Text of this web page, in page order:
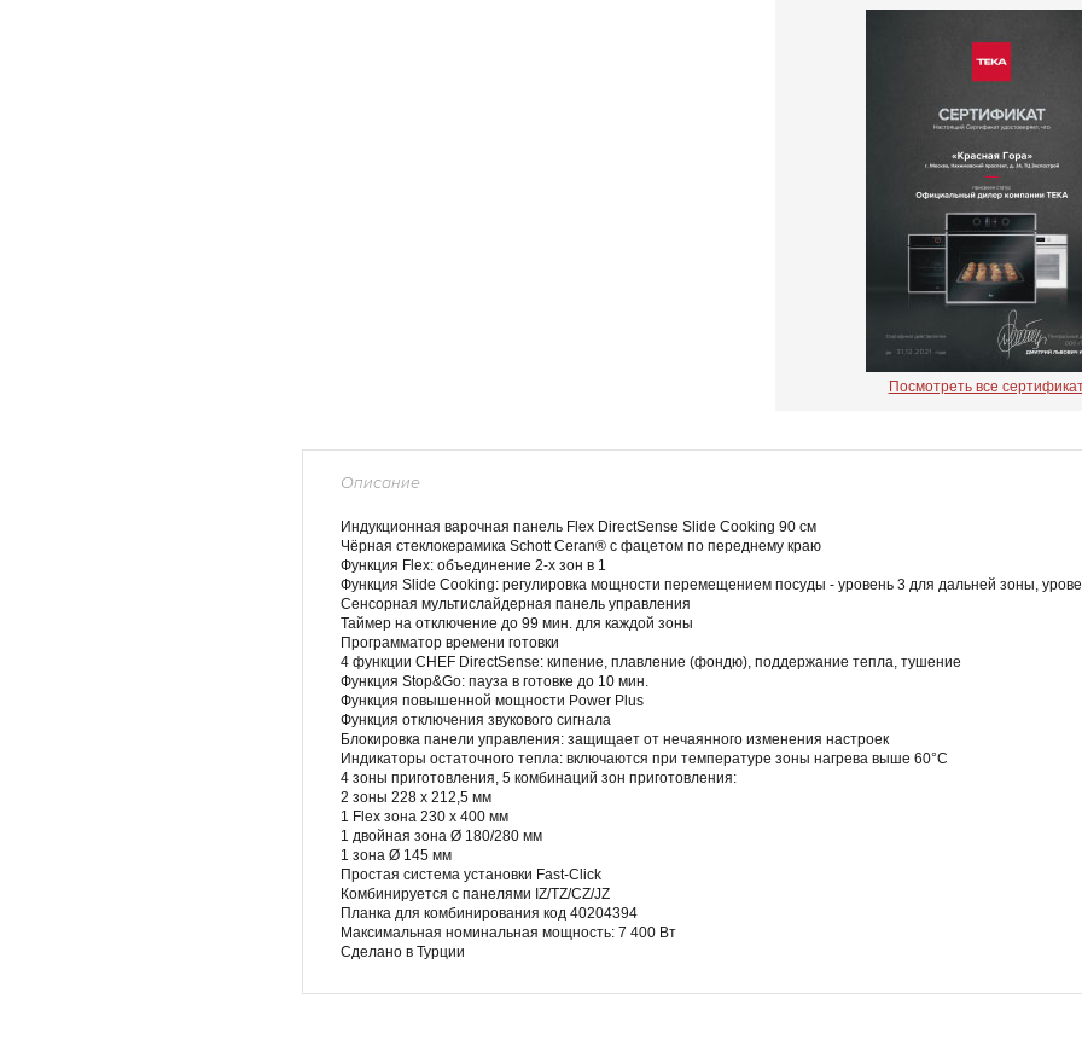
Посмотреть все
Описание
Индукционная варочная панель Flex DirectSense Slide Cooking 90 см
Чёрная стеклокерамика Schott Ceran® с фацетом по переднему краю
Функция Flex: объединение 2-х зон в 1
Функция Slide Cooking: регулировка мощности перемещением посуды - уровень 3 для дальней зоны,
Сенсорная мультислайдерная панель управления
Таймер на отключение до 99 мин. для каждой зоны
Программатор времени готовки
4 функции CHEF DirectSense: кипение, плавление (фондю), поддержание тепла, тушение
Функция Stop&Go: пауза в готовке до 10 мин.
Функция повышенной мощности Power Plus
Функция отключения звукового сигнала
Блокировка панели управления: защищает от нечаянного изменения настроек
Индикаторы остаточного тепла: включаются при температуре зоны нагрева выше 60°С
4 зоны приготовления, 5 комбинаций зон приготовления:
2 зоны 228 x 212,5 мм
1 Flex зона 230 x 400 мм
1 двойная зона Ø 180/280 мм
1 зона Ø 145 мм
Простая система установки Fast-Click
Комбинируется с панелями IZ/TZ/CZ/JZ
Планка для комбинирования код 40204394
Максимальная номинальная мощность: 7 400 Вт
Сделано в Турции